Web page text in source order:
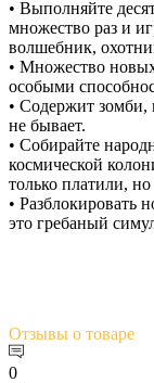
• Выполняйте
множество раз и
волшебник,
• Множество
особыми
• Содержит зомби,
не бывает.
• Собирайте
космической
только платили,
• Разблокировать
это гребаный
Отзывы о товаре
0